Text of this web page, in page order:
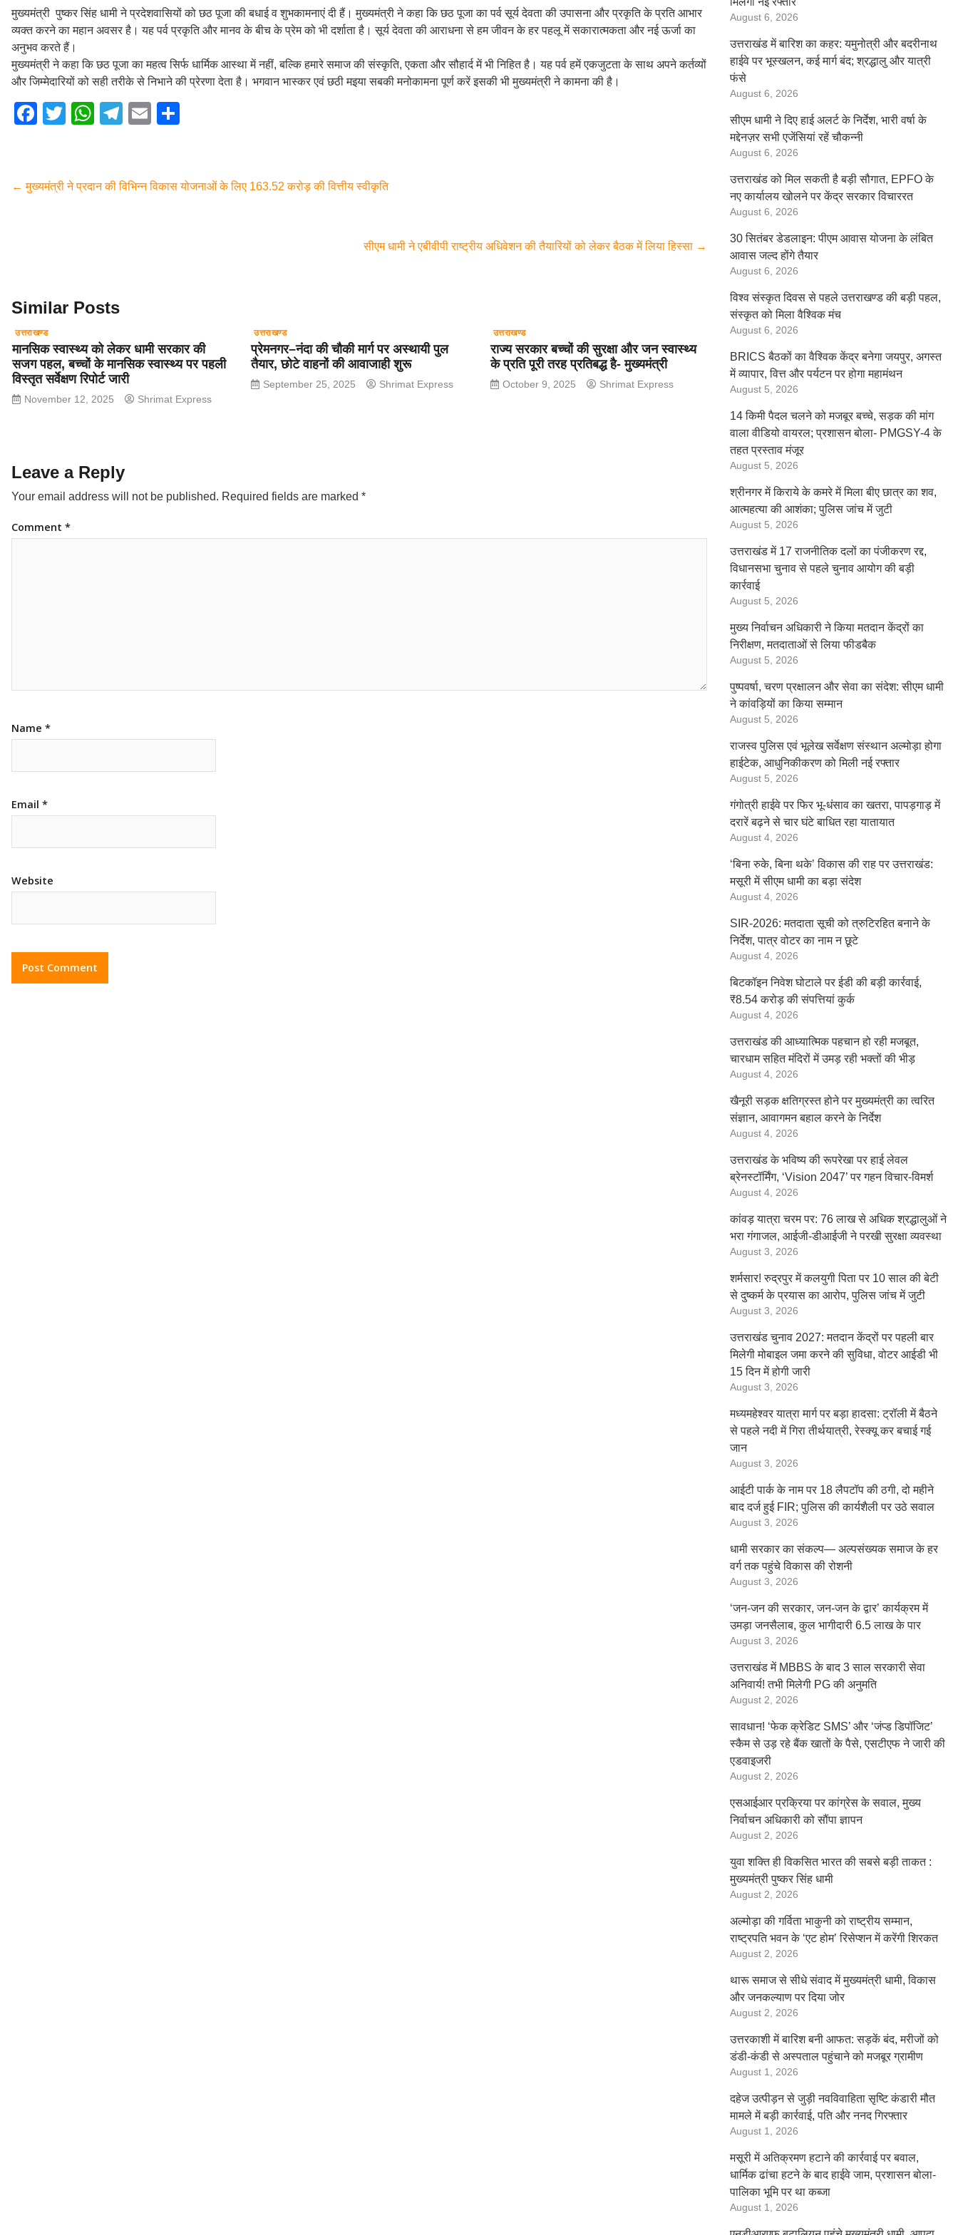
मुख्यमंत्री पुष्कर सिंह धामी ने प्रदेशवासियों को छठ पूजा की बधाई व शुभकामनाएं दी हैं। मुख्यमंत्री ने कहा कि छठ पूजा का पर्व सूर्य देवता की उपासना और प्रकृति के प्रति आभार
व्यक्त करने का महान अवसर है। यह पर्व प्रकृति और मानव के बीच के प्रेम को भी दर्शाता है। सूर्य देवता की आराधना से हम जीवन के हर पहलू में सकारात्मकता और नई ऊर्जा का
अनुभव करते हैं।
मुख्यमंत्री ने कहा कि छठ पूजा का महत्व सिर्फ धार्मिक आस्था में नहीं, बल्कि हमारे समाज की संस्कृति, एकता और सौहार्द में भी निहित है। यह पर्व हमें एकजुटता के साथ अपने कर्तव्यों
और जिम्मेदारियों को सही तरीके से निभाने की प्रेरणा देता है। भगवान भास्कर एवं छठी मइया सबकी मनोकामना पूर्ण करें इसकी भी मुख्यमंत्री ने कामना की है।
F
e
T
er
W
s
T
gr
E
e
← मुख्यमंत्री ने प्रदान की विभिन्न विकास योजनाओं के लिए 163.52 करोड़ की वित्तीय स्वीकृति
सीएम धामी ने एबीवीपी राष्ट्रीय अधिवेशन की तैयारियों को लेकर बैठक में लिया हिस्सा →
Similar Posts
उत्तराखण्ड
मानसिक स्वास्थ्य को लेकर धामी सरकार की
सजग पहल, बच्चों के मानसिक स्वास्थ्य पर पहली
विस्तृत सर्वेक्षण रिपोर्ट जारी
November 12, 2025 Shrimat Express
उत्तराखण्ड
प्रेमनगर–नंदा की चौकी मार्ग पर अस्थायी पुल
तैयार, छोटे वाहनों की आवाजाही शुरू
September 25, 2025 Shrimat Express
उत्तराखण्ड
राज्य सरकार बच्चों की सुरक्षा और जन स्वास्थ्य
के प्रति पूरी तरह प्रतिबद्ध है- मुख्यमंत्री
October 9, 2025 Shrimat Express
Leave a Reply
Your email address will not be published. Required fields are marked *
Comment *
Name *
Email *
Website
August 6, 2026
उत्तराखंड में बारिश का कहर: यमुनोत्री और बदरीनाथ
हाईवे पर भूस्खलन, कई मार्ग बंद; श्रद्धालु और यात्री
फंसे
August 6, 2026
सीएम धामी ने दिए हाई अलर्ट के निर्देश, भारी वर्षा के
मद्देनज़र सभी एजेंसियां रहें चौकन्नी
August 6, 2026
उत्तराखंड को मिल सकती है बड़ी सौगात, EPFO के
नए कार्यालय खोलने पर केंद्र सरकार विचाररत
August 6, 2026
30 सितंबर डेडलाइन: पीएम आवास योजना के लंबित
आवास जल्द होंगे तैयार
August 6, 2026
विश्व संस्कृत दिवस से पहले उत्तराखण्ड की बड़ी पहल,
संस्कृत को मिला वैश्विक मंच
August 6, 2026
BRICS बैठकों का वैश्विक केंद्र बनेगा जयपुर, अगस्त
में व्यापार, वित्त और पर्यटन पर होगा महामंथन
August 5, 2026
14 किमी पैदल चलने को मजबूर बच्चे, सड़क की मांग
वाला वीडियो वायरल; प्रशासन बोला- PMGSY-4 के
तहत प्रस्ताव मंजूर
August 5, 2026
श्रीनगर में किराये के कमरे में मिला बीए छात्र का शव,
आत्महत्या की आशंका; पुलिस जांच में जुटी
August 5, 2026
उत्तराखंड में 17 राजनीतिक दलों का पंजीकरण रद्द,
विधानसभा चुनाव से पहले चुनाव आयोग की बड़ी
कार्रवाई
August 5, 2026
मुख्य निर्वाचन अधिकारी ने किया मतदान केंद्रों का
निरीक्षण, मतदाताओं से लिया फीडबैक
August 5, 2026
पुष्पवर्षा, चरण प्रक्षालन और सेवा का संदेश: सीएम धामी
ने कांवड़ियों का किया सम्मान
August 5, 2026
राजस्व पुलिस एवं भूलेख सर्वेक्षण संस्थान अल्मोड़ा होगा
हाईटेक, आधुनिकीकरण को मिली नई रफ्तार
August 5, 2026
गंगोत्री हाईवे पर फिर भू-धंसाव का खतरा, पापड़गाड़ में
दरारें बढ़ने से चार घंटे बाधित रहा यातायात
August 4, 2026
‘बिना रुके, बिना थके’ विकास की राह पर उत्तराखंड:
मसूरी में सीएम धामी का बड़ा संदेश
August 4, 2026
SIR-2026: मतदाता सूची को त्रुटिरहित बनाने के
निर्देश, पात्र वोटर का नाम न छूटे
August 4, 2026
बिटकॉइन निवेश घोटाले पर ईडी की बड़ी कार्रवाई,
₹8.54 करोड़ की संपत्तियां कुर्क
August 4, 2026
उत्तराखंड की आध्यात्मिक पहचान हो रही मजबूत,
चारधाम सहित मंदिरों में उमड़ रही भक्तों की भीड़
August 4, 2026
खैनूरी सड़क क्षतिग्रस्त होने पर मुख्यमंत्री का त्वरित
संज्ञान, आवागमन बहाल करने के निर्देश
August 4, 2026
उत्तराखंड के भविष्य की रूपरेखा पर हाई लेवल
ब्रेनस्टॉर्मिंग, ‘Vision 2047’ पर गहन विचार-विमर्श
August 4, 2026
कांवड़ यात्रा चरम पर: 76 लाख से अधिक श्रद्धालुओं ने
भरा गंगाजल, आईजी-डीआईजी ने परखी सुरक्षा व्यवस्था
August 3, 2026
शर्मसार! रुद्रपुर में कलयुगी पिता पर 10 साल की बेटी
से दुष्कर्म के प्रयास का आरोप, पुलिस जांच में जुटी
August 3, 2026
उत्तराखंड चुनाव 2027: मतदान केंद्रों पर पहली बार
मिलेगी मोबाइल जमा करने की सुविधा, वोटर आईडी भी
15 दिन में होगी जारी
August 3, 2026
मध्यमहेश्वर यात्रा मार्ग पर बड़ा हादसा: ट्रॉली में बैठने
से पहले नदी में गिरा तीर्थयात्री, रेस्क्यू कर बचाई गई
जान
August 3, 2026
आईटी पार्क के नाम पर 18 लैपटॉप की ठगी, दो महीने
बाद दर्ज हुई FIR; पुलिस की कार्यशैली पर उठे सवाल
August 3, 2026
धामी सरकार का संकल्प— अल्पसंख्यक समाज के हर
वर्ग तक पहुंचे विकास की रोशनी
August 3, 2026
‘जन-जन की सरकार, जन-जन के द्वार’ कार्यक्रम में
उमड़ा जनसैलाब, कुल भागीदारी 6.5 लाख के पार
August 3, 2026
उत्तराखंड में MBBS के बाद 3 साल सरकारी सेवा
अनिवार्य! तभी मिलेगी PG की अनुमति
August 2, 2026
सावधान! ‘फेक क्रेडिट SMS’ और ‘जंप्ड डिपॉजिट’
स्कैम से उड़ रहे बैंक खातों के पैसे, एसटीएफ ने जारी की
एडवाइजरी
August 2, 2026
एसआईआर प्रक्रिया पर कांग्रेस के सवाल, मुख्य
निर्वाचन अधिकारी को सौंपा ज्ञापन
August 2, 2026
युवा शक्ति ही विकसित भारत की सबसे बड़ी ताकत :
मुख्यमंत्री पुष्कर सिंह धामी
August 2, 2026
अल्मोड़ा की गर्विता भाकुनी को राष्ट्रीय सम्मान,
राष्ट्रपति भवन के ‘एट होम’ रिसेप्शन में करेंगी शिरकत
August 2, 2026
थारू समाज से सीधे संवाद में मुख्यमंत्री धामी, विकास
और जनकल्याण पर दिया जोर
August 2, 2026
उत्तरकाशी में बारिश बनी आफत: सड़कें बंद, मरीजों को
डंडी-कंडी से अस्पताल पहुंचाने को मजबूर ग्रामीण
August 1, 2026
दहेज उत्पीड़न से जुड़ी नवविवाहिता सृष्टि कंडारी मौत
मामले में बड़ी कार्रवाई, पति और ननद गिरफ्तार
August 1, 2026
मसूरी में अतिक्रमण हटाने की कार्रवाई पर बवाल,
धार्मिक ढांचा हटने के बाद हाईवे जाम, प्रशासन बोला-
पालिका भूमि पर था कब्जा
August 1, 2026